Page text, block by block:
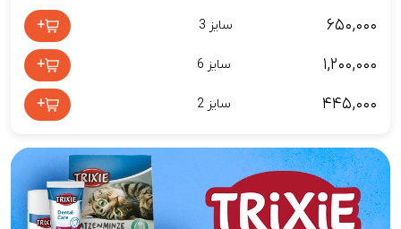
۶۵۰,۰۰۰ سایز 3 +
۱,۲۰۰,۰۰۰ سایز 6 +
۴۴۵,۰۰۰ سایز 2 +